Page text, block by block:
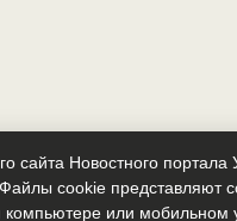
сайта Новостного
cookie представляют
или мобильном